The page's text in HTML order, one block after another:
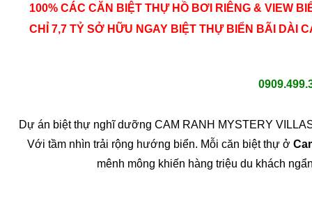
100% CÁC CĂN BIỆT THỰ HỒ BƠI RIÊNG & VIEW
CHỈ 7,7 TỶ SỞ HỮU NGAY BIỆT THỰ BIỂN BÃI DÀI
Dự án biệt thự nghĩ dưỡng CAM RANH MYSTERY
Với tầm nhìn trải rộng hướng biển. Mỗi căn biệt thự ở
mênh mông khiến hàng triệu du khách